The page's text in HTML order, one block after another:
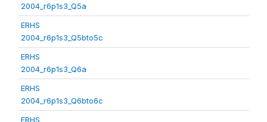
2004_r6p1s3_Q5a
ERHS
2004_r6p1s3_Q5bto5c
ERHS
2004_r6p1s3_Q6a
ERHS
2004_r6p1s3_Q6bto6c
ERHS